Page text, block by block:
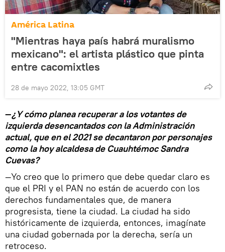
América Latina
"Mientras haya país habrá muralismo
mexicano": el artista plástico que pinta
entre cacomixtles
28 de mayo 2022, 13:05 GMT
—¿Y cómo planea recuperar a los votantes de
izquierda desencantados con la Administración
actual, que en el 2021 se decantaron por personajes
como la hoy alcaldesa de Cuauhtémoc Sandra
Cuevas?
—Yo creo que lo primero que debe quedar claro es
que el PRI y el PAN no están de acuerdo con los
derechos fundamentales que, de manera
progresista, tiene la ciudad. La ciudad ha sido
históricamente de izquierda, entonces, imagínate
una ciudad gobernada por la derecha, sería un
retroceso.